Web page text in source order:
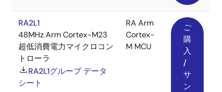
RA2L1
48MHz Arm Cortex-M23
超低消費電力マイクロコン
トローラ
RA2L1グループ データ
シート
RA Arm
Cortex-
M MCU
ご
購
入
/
サ
ン